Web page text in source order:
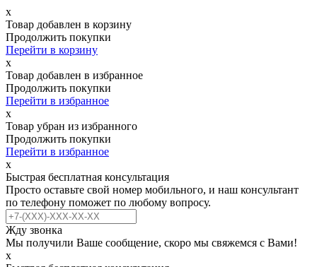
х
Товар добавлен в корзину
Продолжить покупки
Перейти в корзину
х
Товар добавлен в избранное
Продолжить покупки
Перейти в избранное
х
Товар убран из избранного
Продолжить покупки
Перейти в избранное
х
Быстрая бесплатная консультация
Просто оставьте свой номер мобильного, и наш консультант
по телефону поможет по любому вопросу.
Жду звонка
Мы получили Ваше сообщение, скоро мы свяжемся с Вами!
х